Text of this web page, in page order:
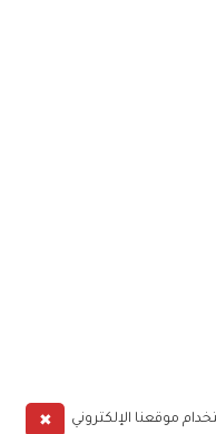
✖
موقعنا الإلكتروني